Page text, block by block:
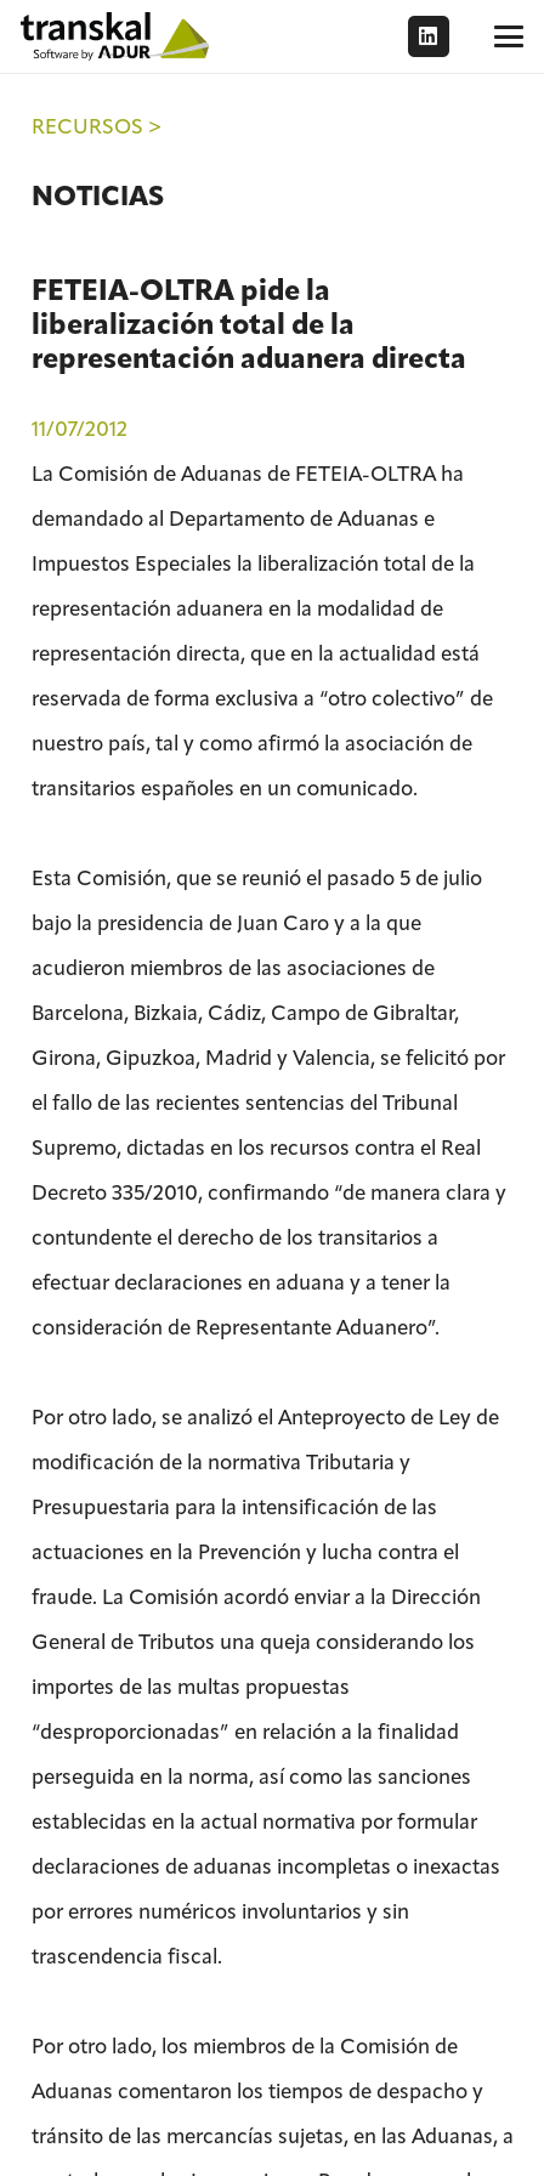
RECURSOS >
NOTICIAS
FETEIA-OLTRA pide la
liberalización total de la
representación aduanera directa
11/07/2012
La Comisión de Aduanas de FETEIA-OLTRA ha
demandado al Departamento de Aduanas e
Impuestos Especiales la liberalización total de la
representación aduanera en la modalidad de
representación directa, que en la actualidad está
reservada de forma exclusiva a “otro colectivo” de
nuestro país, tal y como afirmó la asociación de
transitarios españoles en un comunicado.
Esta Comisión, que se reunió el pasado 5 de julio
bajo la presidencia de Juan Caro y a la que
acudieron miembros de las asociaciones de
Barcelona, Bizkaia, Cádiz, Campo de Gibraltar,
Girona, Gipuzkoa, Madrid y Valencia, se felicitó por
el fallo de las recientes sentencias del Tribunal
Supremo, dictadas en los recursos contra el Real
Decreto 335/2010, confirmando “de manera clara y
contundente el derecho de los transitarios a
efectuar declaraciones en aduana y a tener la
consideración de Representante Aduanero”.
Por otro lado, se analizó el Anteproyecto de Ley de
modificación de la normativa Tributaria y
Presupuestaria para la intensificación de las
actuaciones en la Prevención y lucha contra el
fraude. La Comisión acordó enviar a la Dirección
General de Tributos una queja considerando los
importes de las multas propuestas
“desproporcionadas” en relación a la finalidad
perseguida en la norma, así como las sanciones
establecidas en la actual normativa por formular
declaraciones de aduanas incompletas o inexactas
por errores numéricos involuntarios y sin
trascendencia fiscal.
Por otro lado, los miembros de la Comisión de
Aduanas comentaron los tiempos de despacho y
tránsito de las mercancías sujetas, en las Aduanas, a